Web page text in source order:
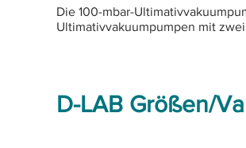
Die 100-mbar-
Ultimativvakuumpumpen mit
D-LAB Größen/